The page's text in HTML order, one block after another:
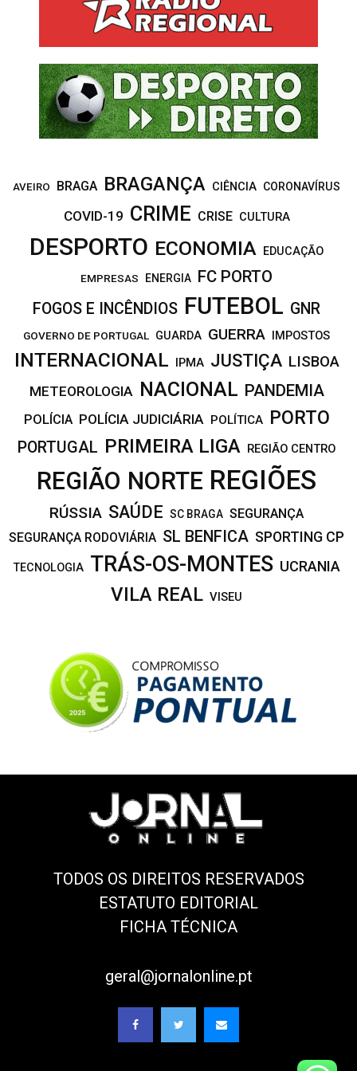
AVEIRO BRAGA BRAGANÇA CIÊNCIA CORONAVÍRUS
COVID-19 CRIME CRISE CULTURA
DESPORTO ECONOMIA EDUCAÇÃO
EMPRESAS ENERGIA FC PORTO
FOGOS E INCÊNDIOS FUTEBOL GNR
GOVERNO DE PORTUGAL GUARDA GUERRA IMPOSTOS
INTERNACIONAL IPMA JUSTIÇA LISBOA
METEOROLOGIA NACIONAL PANDEMIA
POLÍCIA POLÍCIA JUDICIÁRIA POLÍTICA PORTO
PORTUGAL PRIMEIRA LIGA REGIÃO CENTRO
REGIÃO NORTE REGIÕES
RÚSSIA SAÚDE SC BRAGA SEGURANÇA
SEGURANÇA RODOVIÁRIA SL BENFICA SPORTING CP
TECNOLOGIA TRÁS-OS-MONTES UCRANIA
VILA REAL VISEU
TODOS OS DIREITOS RESERVADOS
ESTATUTO EDITORIAL
FICHA TÉCNICA
geral@jornalonline.pt